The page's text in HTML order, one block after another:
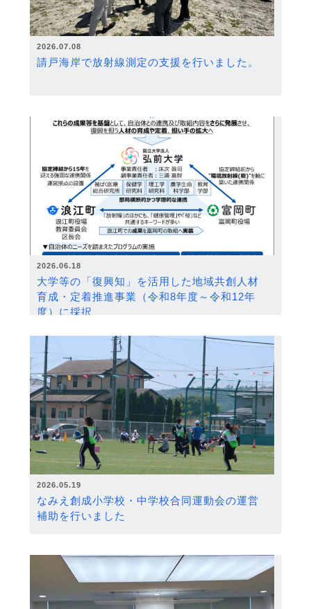
2026.07.08
請戸海岸で放射線測定の支援を行いました。
2026.06.18
大学等の「復興知」を活用した地域共創人材
育成・定着推進事業（令和8年度～令和12年
度）に採択
2026.05.19
なみえ創成小学校・中学校合同運動会の運営
補助を行いました